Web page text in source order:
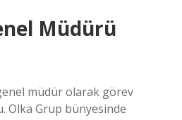
Müdürü
müdür olarak görev
Olka Grup bünyesinde